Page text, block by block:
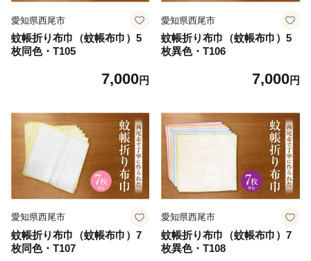
愛知県西尾市
蚊帳折り布巾（蚊帳布巾）5
枚同色・T105
7,000円
愛知県西尾市
蚊帳折り布巾（蚊帳布巾）5
枚異色・T106
7,000円
愛知県西尾市
蚊帳折り布巾（蚊帳布巾）7
枚同色・T107
愛知県西尾市
蚊帳折り布巾（蚊帳布巾）7
枚異色・T108